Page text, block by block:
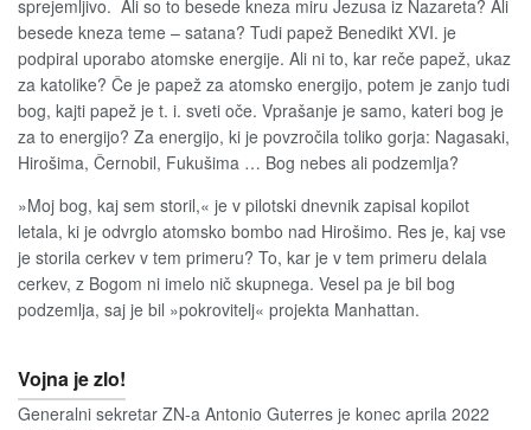
sprejemljivo. Ali so to besede kneza miru Jezusa iz Nazareta? Ali
besede kneza teme – satana? Tudi papež Benedikt XVI. je
podpiral uporabo atomske energije. Ali ni to, kar reče papež, ukaz
za katolike? Če je papež za atomsko energijo, potem je zanjo tudi
bog, kajti papež je t. i. sveti oče. Vprašanje je samo, kateri bog je
za to energijo? Za energijo, ki je povzročila toliko gorja: Nagasaki,
Hirošima, Černobil, Fukušima … Bog nebes ali podzemlja?
»Moj bog, kaj sem storil,« je v pilotski dnevnik zapisal kopilot
letala, ki je odvrglo atomsko bombo nad Hirošimo. Res je, kaj vse
je storila cerkev v tem primeru? To, kar je v tem primeru delala
cerkev, z Bogom ni imelo nič skupnega. Vesel pa je bil bog
podzemlja, saj je bil »pokrovitelj« projekta Manhattan.
Vojna je zlo!
Generalni sekretar ZN-a Antonio Guterres je konec aprila 2022